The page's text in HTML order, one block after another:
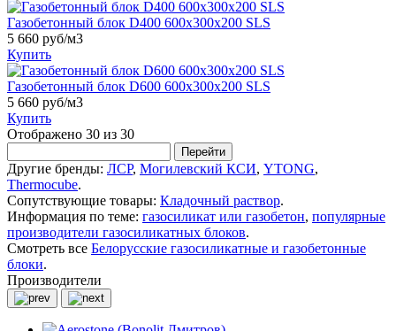
Газобетонный блок D400 600х300х200 SLS
5 660 руб/м3
Купить
Газобетонный блок D600 600х300х200 SLS
5 660 руб/м3
Купить
Отображено 30 из 30
Перейти
Другие бренды: ЛСР, Могилевский КСИ, YTONG,
Thermocube.
Сопутствующие товары: Кладочный раствор.
Информация по теме: газосиликат или газобетон, популярные
производители газосиликатных блоков.
Смотреть все Белорусские газосиликатные и газобетонные
блоки.
Производители